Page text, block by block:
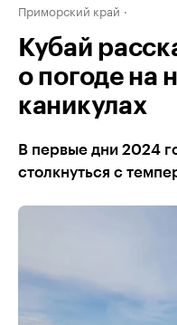
Приморский край
Кубай
о погоде на
каникулах
В первые дни 2024
столкнуться с